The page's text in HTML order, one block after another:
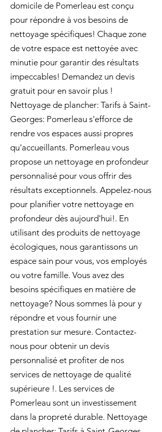
domicile de Pomerleau est conçu
pour répondre à vos besoins de
nettoyage spécifiques! Chaque zone
de votre espace est nettoyée avec
minutie pour garantir des résultats
impeccables! Demandez un devis
gratuit pour en savoir plus !
Nettoyage de plancher: Tarifs à Saint-
Georges: Pomerleau s'efforce de
rendre vos espaces aussi propres
qu'accueillants. Pomerleau vous
propose un nettoyage en profondeur
personnalisé pour vous offrir des
résultats exceptionnels. Appelez-nous
pour planifier votre nettoyage en
profondeur dès aujourd'hui!. En
utilisant des produits de nettoyage
écologiques, nous garantissons un
espace sain pour vous, vos employés
ou votre famille. Vous avez des
besoins spécifiques en matière de
nettoyage? Nous sommes là pour y
répondre et vous fournir une
prestation sur mesure. Contactez-
nous pour obtenir un devis
personnalisé et profiter de nos
services de nettoyage de qualité
supérieure !. Les services de
Pomerleau sont un investissement
dans la propreté durable. Nettoyage